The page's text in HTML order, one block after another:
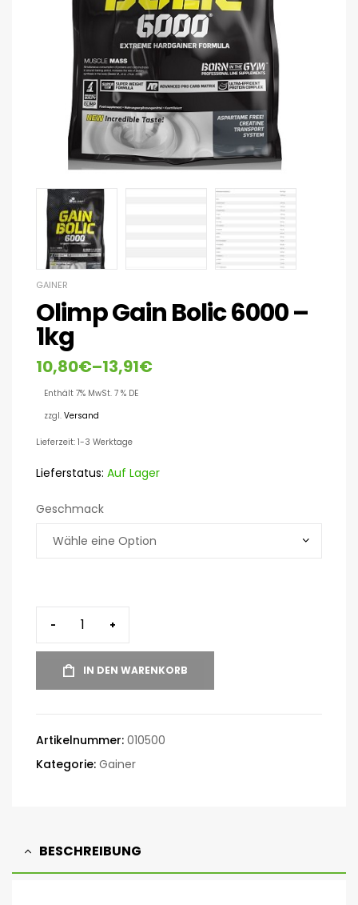
GAINER
Olimp Gain Bolic 6000 –
1kg
10,80€–13,91€
Enthält 7% MwSt. 7 % DE
zzgl. Versand
Lieferzeit: 1-3 Werktage
Lieferstatus: Auf Lager
Geschmack
- +
IN DEN WARENKORB
Artikelnummer: 010500
Kategorie: Gainer
BESCHREIBUNG